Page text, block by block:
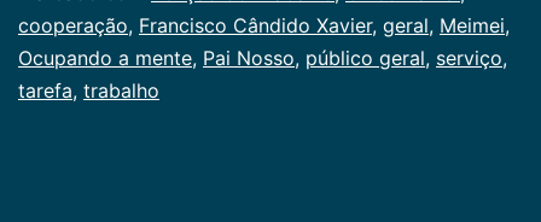
como
Publicogeral
cooperação, Francisco Cândido Xavier, geral, Meimei,
Ocupando a mente, Pai Nosso, público geral, serviço,
tarefa, trabalho